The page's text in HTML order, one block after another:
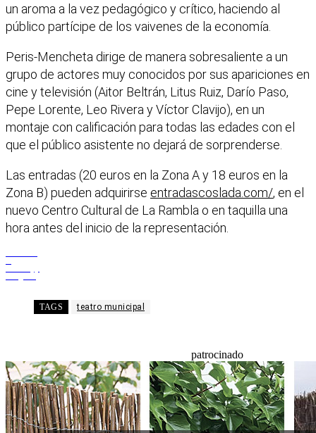
un aroma a la vez pedagógico y crítico, haciendo al
público partícipe de los vaivenes de la economía.
Peris-Mencheta dirige de manera sobresaliente a un
grupo de actores muy conocidos por sus apariciones en
cine y televisión (Aitor Beltrán, Litus Ruiz, Darío Paso,
Pepe Lorente, Leo Rivera y Víctor Clavijo), en un
montaje con calificación para todas las edades con el
que el público asistente no dejará de sorprenderse.
Las entradas (20 euros en la Zona A y 18 euros en la
Zona B) pueden adquirirse entradascoslada.com/, en el
nuevo Centro Cultural de La Rambla o en taquilla una
hora antes del inicio de la representación.
TAGS teatro municipal
patrocinado